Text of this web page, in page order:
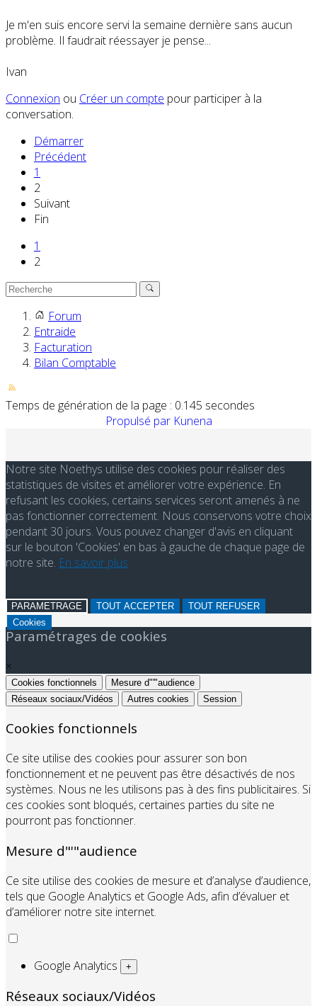
Je m'en suis encore servi la semaine dernière sans aucun
problème. Il faudrait réessayer je pense...
Ivan
Connexion ou Créer un compte pour participer à la
conversation.
Démarrer
Précédent
1
2
Suivant
Fin
1
2
Forum
Entraide
Facturation
Bilan Comptable
Temps de génération de la page : 0.145 secondes
Propulsé par Kunena
Notre site Noethys utilise des cookies pour réaliser des
statistiques de visites et améliorer votre expérience. En
refusant les cookies, certains services seront amenés à ne
pas fonctionner correctement. Nous conservons votre choix
pendant 30 jours. Vous pouvez changer d'avis en cliquant
sur le bouton 'Cookies' en bas à gauche de chaque page de
notre site. En savoir plus
PARAMETRAGE TOUT ACCEPTER
TOUT REFUSER
Cookies
Paramétrages de cookies
×
Cookies fonctionnels
Mesure d"'"audience
Réseaux sociaux/Vidéos
Autres cookies Session
Cookies fonctionnels
Ce site utilise des cookies pour assurer son bon
fonctionnement et ne peuvent pas être désactivés de nos
systèmes. Nous ne les utilisons pas à des fins publicitaires. Si
ces cookies sont bloqués, certaines parties du site ne
pourront pas fonctionner.
Mesure d"'"audience
Ce site utilise des cookies de mesure et d’analyse d’audience,
tels que Google Analytics et Google Ads, afin d’évaluer et
d’améliorer notre site internet.
Google Analytics +
Réseaux sociaux/Vidéos